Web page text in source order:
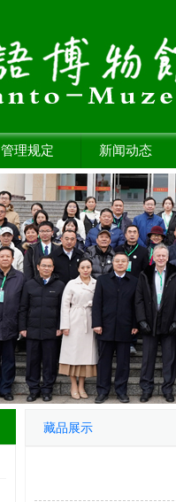
管理规定 新闻动态
藏品展示